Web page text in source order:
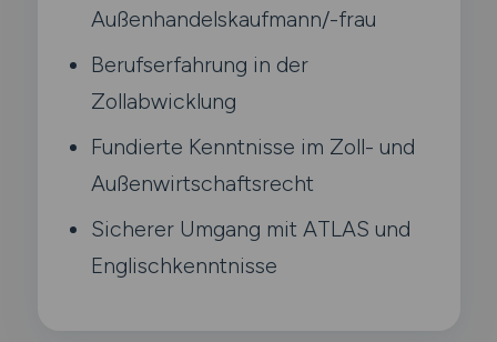
Außenhandelskaufmann/-frau
Berufserfahrung in der
Zollabwicklung
Fundierte Kenntnisse im Zoll- und
Außenwirtschaftsrecht
Sicherer Umgang mit ATLAS und
Englischkenntnisse